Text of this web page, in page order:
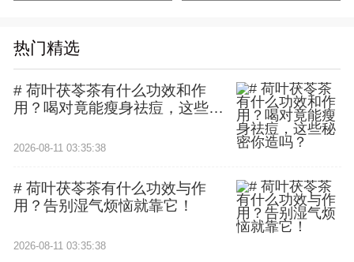
热门精选
# 荷叶茯苓茶有什么功效和作
用？喝对竟能瘦身祛痘，这些秘
2026-08-11 03:35:38
# 荷叶茯苓茶有什么功效与作
用？告别湿气烦恼就靠它！
2026-08-11 03:35:38